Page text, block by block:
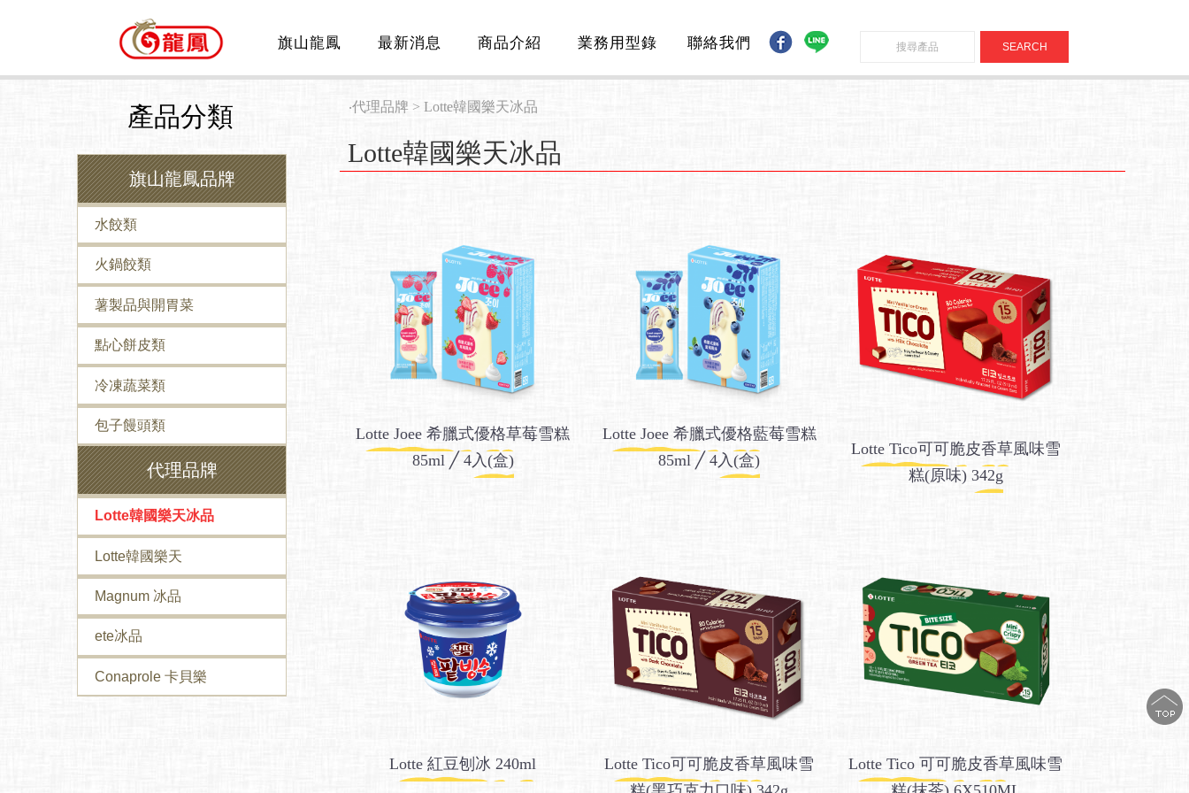
旗山龍鳳 最新消息 商品介紹 業務用型錄 聯絡我們
產品分類
旗山龍鳳品牌
水餃類
火鍋餃類
薯製品與開胃菜
點心餅皮類
冷凍蔬菜類
包子饅頭類
代理品牌
Lotte韓國樂天冰品
Lotte韓國樂天
Magnum 冰品
ete冰品
Conaprole 卡貝樂
‧代理品牌 > Lotte韓國樂天冰品
Lotte韓國樂天冰品
Lotte Joee 希臘式優格草莓雪糕
85ml ╱ 4入(盒)
Lotte Joee 希臘式優格藍莓雪糕
85ml ╱ 4入(盒)
Lotte Tico可可脆皮香草風味雪
糕(原味) 342g
Lotte 紅豆刨冰 240ml
Lotte Tico可可脆皮香草風味雪
Lotte Tico 可可脆皮香草風味雪